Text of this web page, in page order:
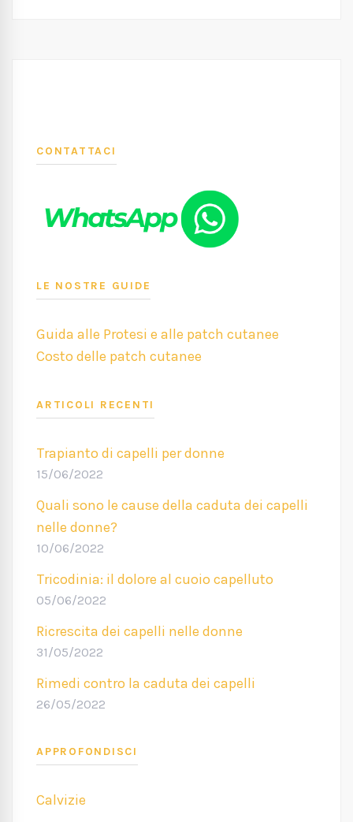
CONTATTACI
LE NOSTRE GUIDE
Guida alle Protesi e alle patch cutanee
Costo delle patch cutanee
ARTICOLI RECENTI
Trapianto di capelli per donne
15/06/2022
Quali sono le cause della caduta dei capelli
nelle donne?
10/06/2022
Tricodinia: il dolore al cuoio capelluto
05/06/2022
Ricrescita dei capelli nelle donne
31/05/2022
Rimedi contro la caduta dei capelli
26/05/2022
APPROFONDISCI
Calvizie